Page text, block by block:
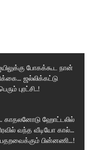
போகக்கூட நான்
ஜல்லிக்கட்டு
புரட்சி..!
காதலனோடு ஹோட்டலில்
வந்த வீடியோ கால்…
பின்னணி…!